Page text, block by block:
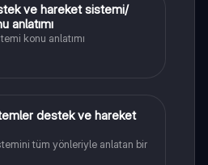
ve hareket sistemi/
anlatımı
konu anlatımı
destek ve hareket
tüm yönleriyle anlatan bir